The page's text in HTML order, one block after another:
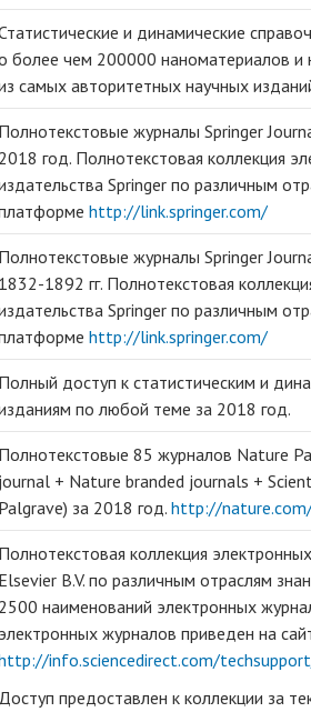
и динамические
более чем 200000 наноматериалов и
самых авторитетных научных
Полнотекстовые журналы Springer
2018 год. Полнотекстовая коллекция
Springer по различным
http://link.springer.com/
Полнотекстовые журналы Springer
1832-1892 гг. Полнотекстовая
Springer по различным
http://link.springer.com/
Полный доступ к статистическим и
по любой теме за 2018 год.
Полнотекстовые 85 журналов Nature
journal + Nature branded journals +
Palgrave) за 2018 год. http://
Полнотекстовая коллекция
Elsevier B.V. по различным отраслям
2500 наименований электронных
электронных журналов приведен на
info.sciencedirect.com/
Доступ предоставлен к коллекции за